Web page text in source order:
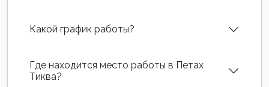
Какой график работы?
Где находится место работы в Петах
Тиква?